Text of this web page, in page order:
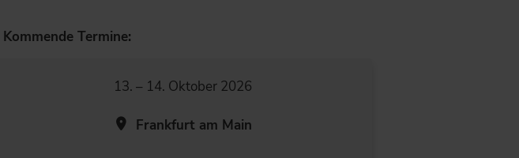
Kommende Termine:
13. – 14. Oktober 2026
Frankfurt am Main